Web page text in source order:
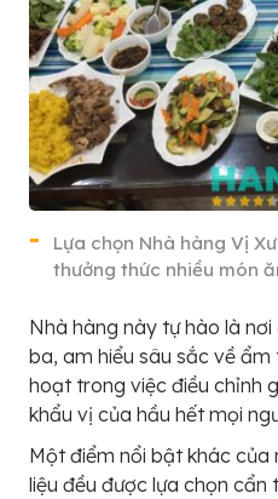
Lựa chọn Nhà hàng Vị
thưởng thức nhiều món
Nhà hàng này tự hào là
ba, am hiểu sâu sắc về ẩm
hoạt trong việc điều chỉnh
khẩu vị của hầu hết mọi
Một điểm nổi bật khác của
liệu đều được lựa chọn